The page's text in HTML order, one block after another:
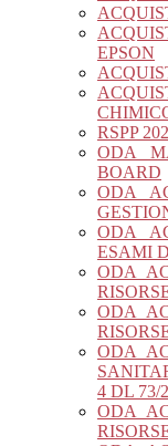
EPSON
RSPP
ODA_
BOARD
ODA_
ODA_
ESAMI
4 DL 73/